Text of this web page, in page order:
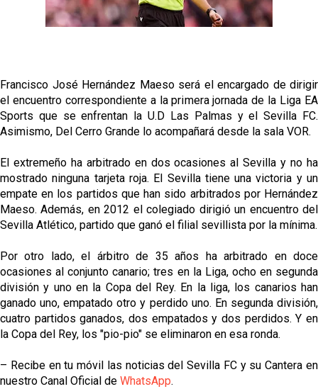
Vargas y Sow se incorporan al grupo en la sesión
del martes
El Sevilla FC empieza a inscribir a los nuevos
fichajes
Opinión | "Carta abierta a Alberto Flores" por Rafa
García
Francisco José Hernández Maeso será el encargado de dirigir
el encuentro correspondiente a la primera jornada de la Liga EA
Sports que se enfrentan la U.D Las Palmas y el Sevilla FC.
Asimismo, Del Cerro Grande lo acompañará desde la sala VOR.
El extremeño ha arbitrado en dos ocasiones al Sevilla y no ha
mostrado ninguna tarjeta roja. El Sevilla tiene una victoria y un
empate en los partidos que han sido arbitrados por Hernández
Maeso. Además, en 2012 el colegiado dirigió un encuentro del
Sevilla Atlético, partido que ganó el filial sevillista por la mínima.
Por otro lado, el árbitro de 35 años ha arbitrado en doce
ocasiones al conjunto canario; tres en la Liga, ocho en segunda
división y uno en la Copa del Rey. En la liga, los canarios han
ganado uno, empatado otro y perdido uno. En segunda división,
cuatro partidos ganados, dos empatados y dos perdidos. Y en
la Copa del Rey, los "pio-pio" se eliminaron en esa ronda.
– Recibe en tu móvil las noticias del Sevilla FC y su Cantera en
nuestro Canal Oficial de WhatsApp.